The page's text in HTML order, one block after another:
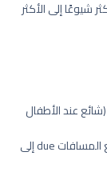
إلى الأكثر
عند الأطفال
عدم وضوح الرؤية على جميع المسافات due إلى